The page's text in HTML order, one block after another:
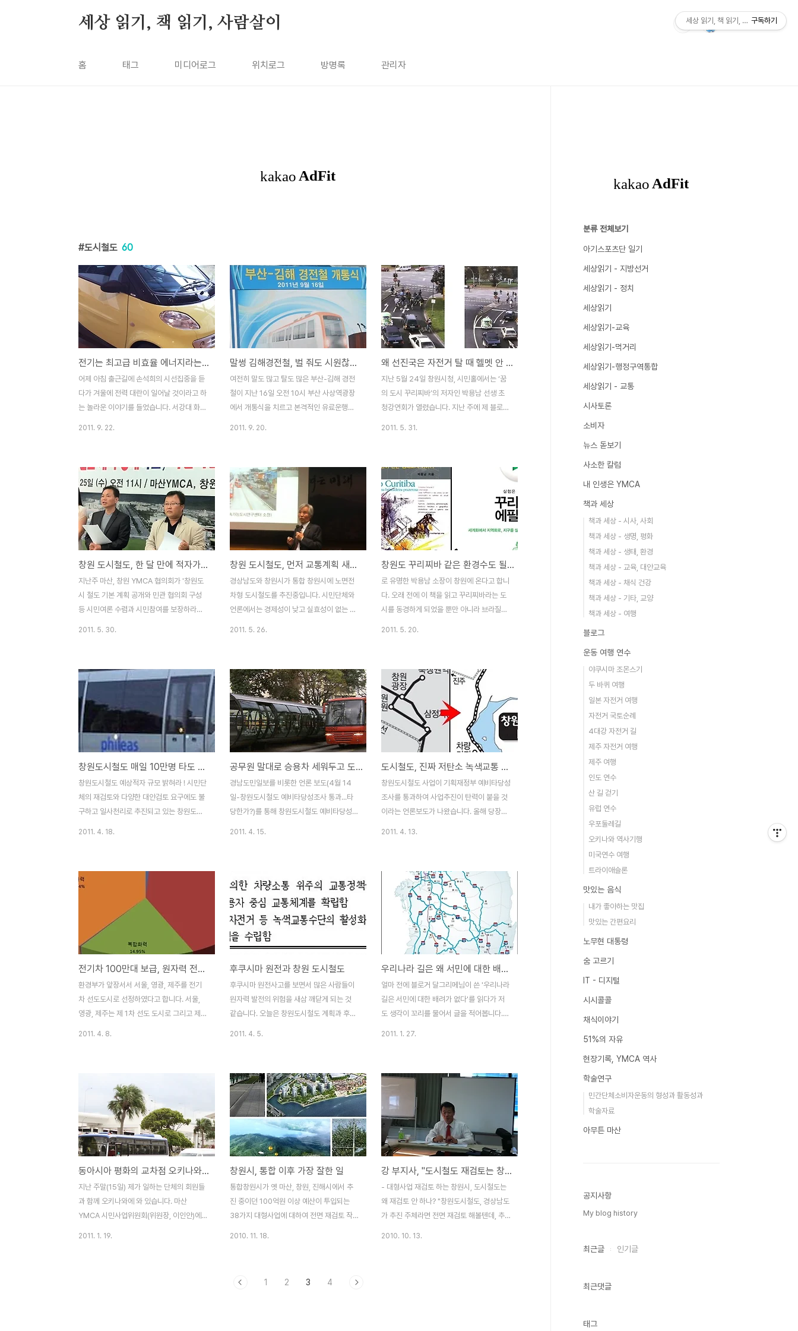
세상 읽기, 책 읽기, 사람살이
홈 태그 미디어로그 위치로그 방명록 관리자
도시철도 60
전기는 최고급 비효율 에너지라는데?
어제 아침 출근길에 손석희의 시선집중을 듣
다가 겨울에 전력 대란이 일어날 것이라고 하
는 놀라운 이야기를 들었습니다. 서강대 화학
가을에 전력 파동이 일어났는데, 막상 더 심
각한 위기는 이번 겨울에 닥칠 것이라는 경고
였습니다. 핵심은 이렇습니다. 전기요금이 생
산원가 보다 싸고 석유보다 전기가 싸기 때문
에 겨울철 난방을 전기로 바꿔 겨울 전력소비
가 엄청나게 늘어났다는 것입니다. 실제로 보
일러를 꺼놓고 전기 장판을 사용하는 집들도
많이 봤고, 에너지를 많이 사용하는 유치원,
어린이집 같은 곳에서도 기름 보일러를 전기
보일러로 많이 바꾸더군요. 이..
2011. 9. 22.
말썽 김해경전철, 벌 줘도 시원찮은데 유공자 표창?
여전히 말도 많고 탈도 많은 부산-김해 경전
철이 지난 16일 오전 10시 부산 사상역광장
에서 개통식을 치르고 본격적인 유료운행에
날 개통식에서 경전철 건설 공로를 인정받아
모두 6명의 경전철 건설 관계자들에게 국토
부장관상이 수여되었다고 합니다. 오늘은 경
전철 개통 공로상 시상에 관하여 함께 생각해
보겠습니다. 부산~김해 경전철은 1992년 8
월 국내 최초의 경량전철 건설 정부 시범사업
으로 추진되었습니다. 2006년 4월 공사를
시작하여 5년 5개월 만에 민간사업자가 총
7742억원의 공사비를 투입하여 완공하였습
니다만, 잘 아시다시피 시험운행..
2011. 9. 20.
왜 선진국은 자전거 탈 때 헬멧 안 쓰도 될까?
지난 5월 24일 창원시청, 시민홀에서는 ‘꿈
의 도시 꾸리찌바’의 저자인 박용남 선생 초
청강연회가 열렸습니다. 지난 주에 제 블로그
디오 생방송 경남에 방송으로 소개하였던 인
상 깊었던 이야기를 다 시 한 번 전해드리겠
습니다. 박용남 선생은 세계적인 환경도시 브
라질 꾸리찌바를 국내에 처음 소개하여 지소
가능한 도시, 친환경 도시에 대한 비전을 전
파한 분입니다. 개발도산국인 브라질의 꾸리
찌바시는 오늘날 세계에서 가장 유명한 환경
도시로 손꼽히고 있습니다. 이번 강연회는
'지속가능한 도시와 리더십'을 주제로 열렸는
데요. 사실 강연..
2011. 5. 31.
창원 도시철도, 한 달 만에 적자가능성 없다?
지난주 마산, 창원 YMCA 협의회가 '창원도
시 철도 기본 계획 공개와 민관 협의회 구성
등 시민여론 수렴과 시민참여를 보장하라는
는 마산, 창원YMCA 협의회가 공식적인 입
장을 밝힌 것입니다. 우선 마산, 창원 YMCA
협의회는 중앙 정부에서 예산을 지원하는 새
로운 토목사업이 아직 기본 계획도 세워지지
않은 통합 창원시 대중교통체계의 근간을 뒤
흔들고 있다는 점을 지적하였습니다. 왜냐하
면 창원 도시철도 사업은 행정구역 통합 이후
창원시의 장기 교통계획이라는 관점에서 단
한 번도 제대로 검토되지 않았기 때문입니다.
기획재정부 예타도 통과되지..
2011. 5. 30.
창원 도시철도, 먼저 교통계획 새판을 짜라 !
경상남도와 창원시가 통합 창원시에 노면전
차형 도시철도를 추진중입니다. 시민단체와
언론에서는 경제성이 낮고 실효성이 없는 사
하철'이라고 불리는 기차처럼 운행하는 버스
시스템(BRT)으로 유명한 브라질 꾸리찌바
사례를 국내에 널리 소개한 박용남 소장 초청
강연회가 창원시청 시민홀에서 개최되었습니
다. 5월 24일(화) 오후 2시 창원시청 시민홀
에서 열린 강연회에서 박용남 소장은 '지속가
능한 도시와 리더십'을 주제로 1시간 30여분
강연회을 하였습니다. 강의 시작에 앞서서 현
재 창원 도시 철도 추진과정에서 쟁점이 되고
있는 노면전차냐, BRT냐 하..
2011. 5. 26.
창원도 꾸리찌바 같은 환경수도 될 수 있을까?
로 유명한 박용남 소장이 창원에 온다고 합니
다. 오래 전에 이 책을 읽고 꾸리찌바라는 도
시를 동경하게 되었을 뿐만 아니라 브라질이
리찌바의 버스 시스템이었습니다. 지하철 같
은 버스 정류장이 있고, 지하철처럼 타고 내
릴 수 있으며, 지하철 처럼 시간을 딱딱 맞춰
운행하지만 건설비용은 지하철 보다 훨씬 적
게 드는 버스시스템. 막대한 비용을 들여서
지하철을 만든 후에 매년 수십, 수백억원의
적자를 떠 안는 우리나라의 지방정부들을 보
면서 왜 브라질과 같은 시스템을 도입해보지
않는 것일까하는 생각도 많이 하였습니다. 창
원시가 환경수도를 꿈꾼다면..
2011. 5. 20.
창원도시철도 매일 10만명 타도 적자라고?
창원도시철도 예상적자 규모 밝혀라 ! 시민단
체의 재검토와 다양한 대안검토 요구에도 불
구하고 일사천리로 추진되고 있는 창원도시
는 감당해야 할 것이라고 말했다"는 것입니
다. 인구 100만명 도시에 매일 10만명이 도
시철도를 이용할 것이라고 예측하는 예비타
당성 결과도 믿기 어려운데, 매일 10만명이
승객이 도시철도를 타도 적자를 볼 수 있다는
더욱 놀라운 소식입니다. 놀라운 일은 그 뿐
이 아닙니다. 창원시민 100만명 중에 10만
명이 매일 도시철도를 타더라도(믿을 수 없는
예측이지만), 비용 대비 편익(B/C)는 여전히
0.88에 불과하다고..
2011. 4. 18.
공무원 말대로 승용차 세워두고 도시철도 탈까?
경남도민일보를 비롯한 언론 보도(4월 14
일-창원도시철도 예비타당성조사 통과...타
당한가?)를 통해 창원도시철도 예비타당성
다. 뭐 어차피 김해-부산 경전철과는 조건과
사정이 판이하게 다르지만 그래도 예측 승객
부산 경전철 하루 4만명, 창원도시철도는 하
루 10만명 이용? 오는 7월 개통을 앞두고 있
측은 최고 5만2900여명에서 최저 3만
5000여명에 불과할 것으로 예상합니다. 그
런데 창원 도시철도의 하루 이용승객은 10만
명이나 될 것이라고 예측하였습니..
2011. 4. 15.
도시철도, 진짜 저탄소 녹색교통 맞나?
창원도시철도 사업이 기획재정부 예비타당성
조사를 통과하여 사업추진이 탄력이 붙을 것
이라는 언론보도가 나왔습니다. 올해 당장
된 예비타당성 조사 결과를 보면 2011년부
터 2020년까지 총사업비 6468억 원(국비
60%, 도비 20%, 시비 20%)을 들여 마산
합포구 가포동에서 진해구 석동까지 총
30.5km 잇는 공사라고 합니다. 당초 마산합
포구 가포동에서 진해구 진해구청까지 이어
지는 43.7km를 계획하였다가 이번 예비타
당성조사에서는 마산합포구 가포에서 진해
석동까지 30.5km 구간으로 축소되었습니
다. 총 공사비용도 줄어들었습니다. 언론..
2011. 4. 13.
전기차 100만대 보급, 원자력 전기도 친환경인가?
환경부가 앞장서서 서울, 영광, 제주를 전기
차 선도도시로 선정하였다고 합니다. 서울,
영광, 제주는 제 1차 선도 도시로 그리고 제가
배터리 교체형 택시를 시험보급한다고 합니
다. 근린형 선도 도시인 영광은 소도시와 섬,
농어촌 지역의 안내, 순찰 그리고 거동이 불
편한 노약자 등을 위한 복지업무에 전기차를
보급하여 활용한다는 계획입니다. 그리고 생
태관광형 선도 도시인 제주의 경우는 공공기
관 차량과 1만 2000대의 렌터카를 전기차로
보급한다는 계획을 세웠다고 합니다. 언론 보
도를 보면 환경부는 2014년까지 전기차 충
전시설 보급을 집중..
2011. 4. 8.
후쿠시마 원전과 창원 도시철도
후쿠시마 원전사고를 보면서 많은 사람들이
원자력 발전의 위험을 새삼 깨닫게 되는 것
같습니다. 오늘은 창원도시철도 계획과 후쿠
이어지는 도시철도 사업을 추진하고 있습니
다. 당초 경상남도가 세운 사업계획서에는 1
조원 이상의 사업비용이 필요한 것으로 되어
있었으나 지난해 한국개발연구원의 예비타당
성 조사 결과를 보면 7421억원의 사업비가
투입되는 것으로 되어 있습니다. 마산, 창원,
진해시가 행정구역이 통합되어 인구 100만
이 넘는 도시가 되었지만, 2011년 이후 통합
시의 인구가 줄어들고 교통수요도 줄어드는
것으로 되어있습니다. 시민단체..
2011. 4. 5.
우리나라 길은 왜 서민에 대한 배려가 없을까?
얼마 전에 블로거 달그리메님이 쓴 '우리나라
길은 서민에 대한 배려가 없다'를 읽다가 저
도 생각이 꼬리를 물어서 글을 적어봅니다.
같습니다. "차를 타고 다니다보면 우리나라
길 정말 잘 나 있구나 감탄을 금치 못할 때가
많습니다. 사통팔달 뚫리지 않은 곳이 없습니
다. 강이 있으면 다리를 놓고 꾸불꾸불 한 길
은 다림질을 해서 쭉쭉 폅니다. 이게 정말 국
도가 맞나 싶을만큼 고속도로 같은 국도도 많
습니다. 그런데 문제는 그런 길들이 대부분
자가용 중심으로 나 있습니다. 자가용이 없는
사람들에게는 그림의 떡 같은 길입니다. 자가
용이 없으면 평생 한번..
2011. 1. 27.
동아시아 평화의 교차점 오키나와를 가다
지난 주말(15일) 제가 일하는 단체의 회원들
과 함께 오키나와에 와 있습니다. 마산
YMCA 시민사업위원회(위원장, 이인안)에서
2011. 1. 19.
창원시, 통합 이후 가장 잘한 일
통합창원시가 옛 마산, 창원, 진해시에서 추
진 중이던 100억원 이상 예산이 투입되는
38가지 대형사업에 대하여 전면 재검토 작업
루어진 것은 바람직한 일입니다. 마산 구산,
2010. 11. 18.
강 부지사, "도시철도 재검토는 창원시가 결정 할 일"
- 대형사업 재검토 하는 창원시, 도시철도는
왜 재검토 안 하나? "창원도시철도, 경상남도
가 추진 주체라면 전면 재검토 해볼텐데, 추
2010. 10. 13.
1 2 3 4
분류 전체보기
아기스포츠단 일기
세상읽기 - 지방선거
세상읽기 - 정치
세상읽기
세상읽기-교육
세상읽기-먹거리
세상읽기-행정구역통합
세상읽기 - 교통
시사토론
소비자
뉴스 돋보기
사소한 칼럼
내 인생은 YMCA
책과 세상
책과 세상 - 시사, 사회
책과 세상 - 생명, 평화
책과 세상 - 생태, 환경
책과 세상 - 교육, 대안교육
책과 세상 - 채식 건강
책과 세상 - 기타, 교양
책과 세상 - 여행
블로그
운동 여행 연수
야쿠시마 조몬스기
두 바퀴 여행
일본 자전거 여행
자전거 국토순례
4대강 자전거 길
제주 자전거 여행
제주 여행
인도 연수
산 길 걷기
유럽 연수
우포둘레길
오키나와 역사기행
미국연수 여행
트라이애슬론
맛있는 음식
내가 좋아하는 맛집
맛있는 간편요리
노무현 대통령
숨 고르기
IT - 디지털
시시콜콜
채식이야기
51%의 자유
현장기록, YMCA 역사
학술연구
민간단체소비자운동의 형성과 활동성과
학술자료
아무튼 마산
공지사항
My blog history
최근글 인기글
최근댓글
태그
세상 읽기, 책 읽기, 사람살이
구독하기